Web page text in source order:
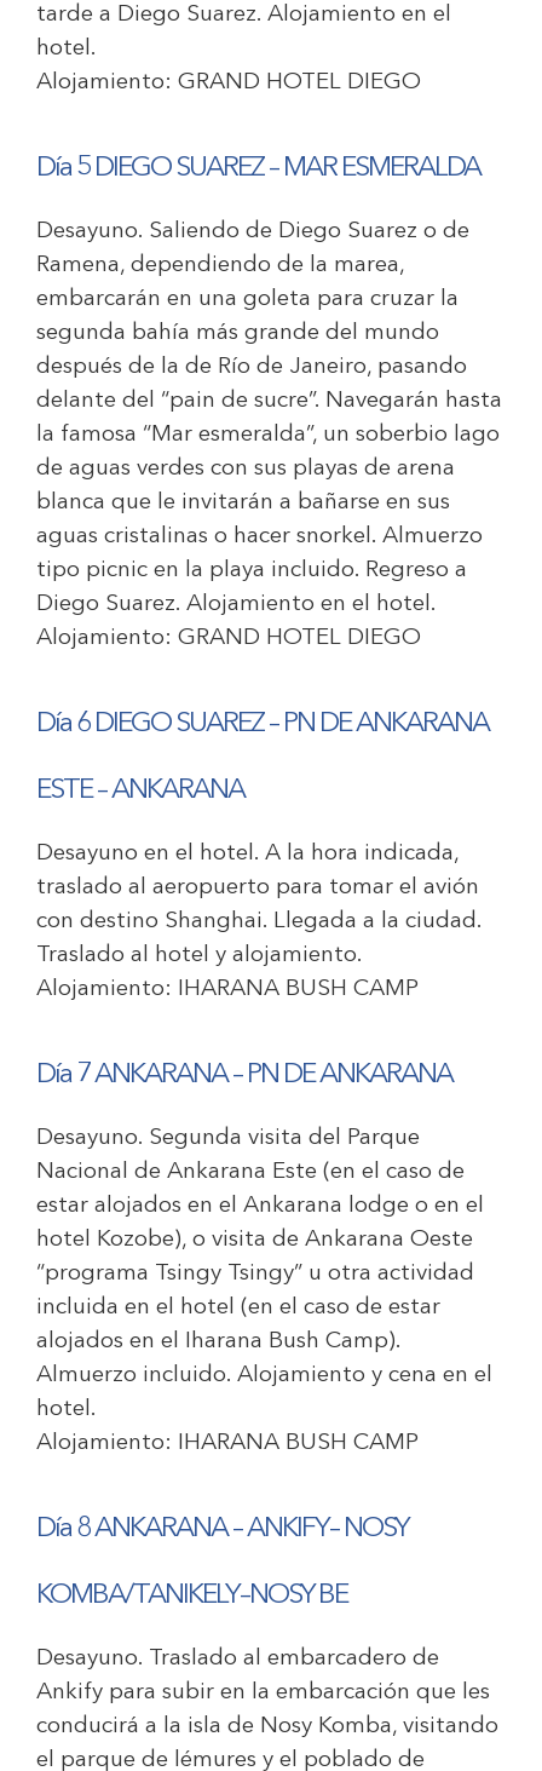
tarde a Diego Suarez. Alojamiento en el
hotel.
Alojamiento: GRAND HOTEL DIEGO
Día 5 DIEGO SUAREZ – MAR ESMERALDA
Desayuno. Saliendo de Diego Suarez o de
Ramena, dependiendo de la marea,
embarcarán en una goleta para cruzar la
segunda bahía más grande del mundo
después de la de Río de Janeiro, pasando
delante del “pain de sucre”. Navegarán hasta
la famosa “Mar esmeralda”, un soberbio lago
de aguas verdes con sus playas de arena
blanca que le invitarán a bañarse en sus
aguas cristalinas o hacer snorkel. Almuerzo
tipo picnic en la playa incluido. Regreso a
Diego Suarez. Alojamiento en el hotel.
Alojamiento: GRAND HOTEL DIEGO
Día 6 DIEGO SUAREZ – PN DE ANKARANA
ESTE – ANKARANA
Desayuno en el hotel. A la hora indicada,
traslado al aeropuerto para tomar el avión
con destino Shanghai. Llegada a la ciudad.
Traslado al hotel y alojamiento.
Alojamiento: IHARANA BUSH CAMP
Día 7 ANKARANA – PN DE ANKARANA
Desayuno. Segunda visita del Parque
Nacional de Ankarana Este (en el caso de
estar alojados en el Ankarana lodge o en el
hotel Kozobe), o visita de Ankarana Oeste
“programa Tsingy Tsingy” u otra actividad
incluida en el hotel (en el caso de estar
alojados en el Iharana Bush Camp).
Almuerzo incluido. Alojamiento y cena en el
hotel.
Alojamiento: IHARANA BUSH CAMP
Día 8 ANKARANA – ANKIFY– NOSY
KOMBA/TANIKELY–NOSY BE
Desayuno. Traslado al embarcadero de
Ankify para subir en la embarcación que les
conducirá a la isla de Nosy Komba, visitando
el parque de lémures y el poblado de